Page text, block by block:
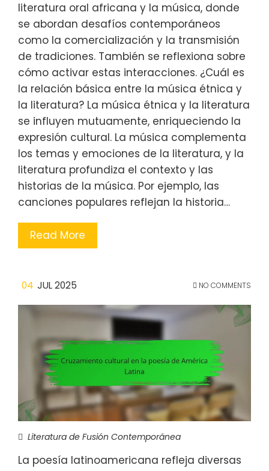
literatura oral africana y la música, donde
se abordan desafíos contemporáneos
como la comercialización y la transmisión
de tradiciones. También se reflexiona sobre
cómo activar estas interacciones. ¿Cuál es
la relación básica entre la música étnica y
la literatura? La música étnica y la literatura
se influyen mutuamente, enriqueciendo la
expresión cultural. La música complementa
los temas y emociones de la literatura, y la
literatura profundiza el contexto y las
historias de la música. Por ejemplo, las
canciones populares reflejan la historia…
Read More
04 JUL 2025 NO COMMENTS
Literatura de Fusión Contemporánea
La poesía latinoamericana refleja diversas